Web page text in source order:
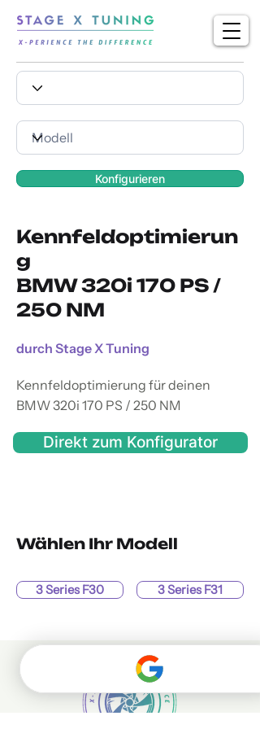
Konfigurieren
Kennfeldoptimierun
g
BMW 320i 170 PS /
250 NM
durch Stage X Tuning
Kennfeldoptimierung für deinen
BMW 320i 170 PS / 250 NM
Direkt zum Konfigurator
Wählen Ihr Modell
3 Series F30 3 Series F31